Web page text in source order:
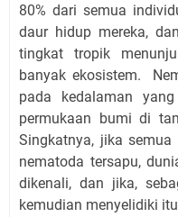
80% dari semua
daur hidup mereka,
tingkat tropik
banyak ekosistem.
pada kedalaman
permukaan bumi di
Singkatnya, jika
nematoda tersapu,
dikenali, dan jika,
kemudian menyelidiki